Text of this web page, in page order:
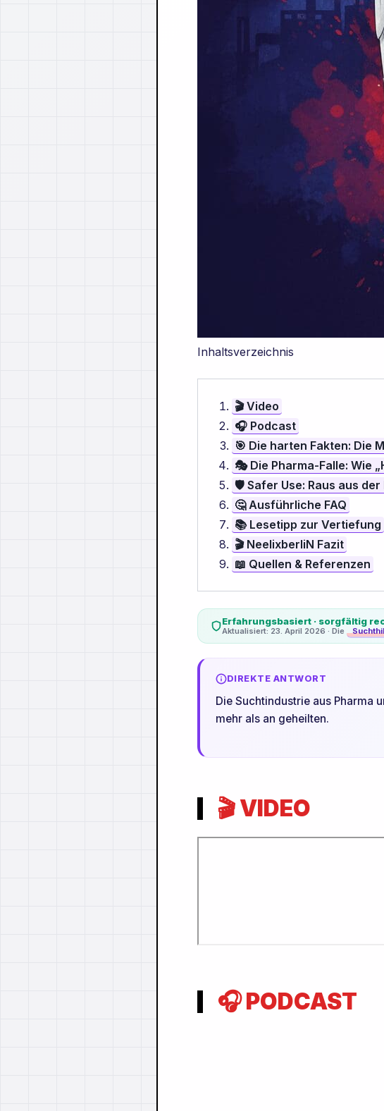
Inhaltsverzeichnis
🎬 Video
🎧 Podcast
🎯 Die harten Fakten: Die
🎭 Die Pharma-Falle: Wie
🛡️ Safer Use: Raus aus
🤔 Ausführliche FAQ
📚 Lesetipp zur Vertiefung
🎬 NeelixberliN Fazit
📖 Quellen & Referenzen
Erfahrungsbasiert · sorgfältig
Aktualisiert: 23. April 2026 · Die
DIREKTE ANTWORT
Die Suchtindustrie aus Pharma
mehr als an geheilten.
🎬 VIDEO
🎧 PODCAST